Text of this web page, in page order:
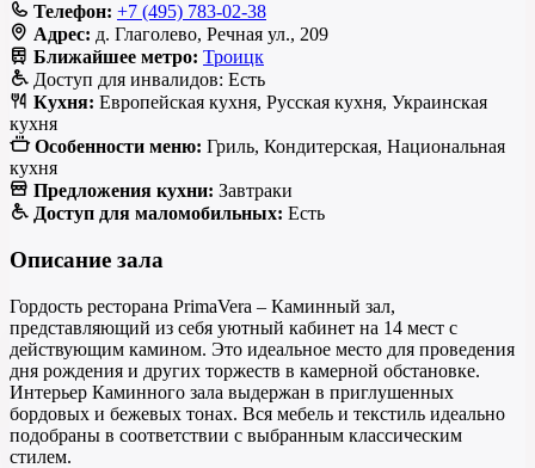
Телефон: +7 (495) 783-02-38
Адрес: д. Глаголево, Речная ул., 209
Ближайшее метро: Троицк
Доступ для инвалидов: Есть
Кухня: Европейская кухня, Русская кухня, Украинская
кухня
Особенности меню: Гриль, Кондитерская, Национальная
кухня
Предложения кухни: Завтраки
Доступ для маломобильных: Есть
Описание зала
Гордость ресторана PrimaVera – Каминный зал,
представляющий из себя уютный кабинет на 14 мест с
действующим камином. Это идеальное место для проведения
дня рождения и других торжеств в камерной обстановке.
Интерьер Каминного зала выдержан в приглушенных
бордовых и бежевых тонах. Вся мебель и текстиль идеально
подобраны в соответствии с выбранным классическим
стилем.